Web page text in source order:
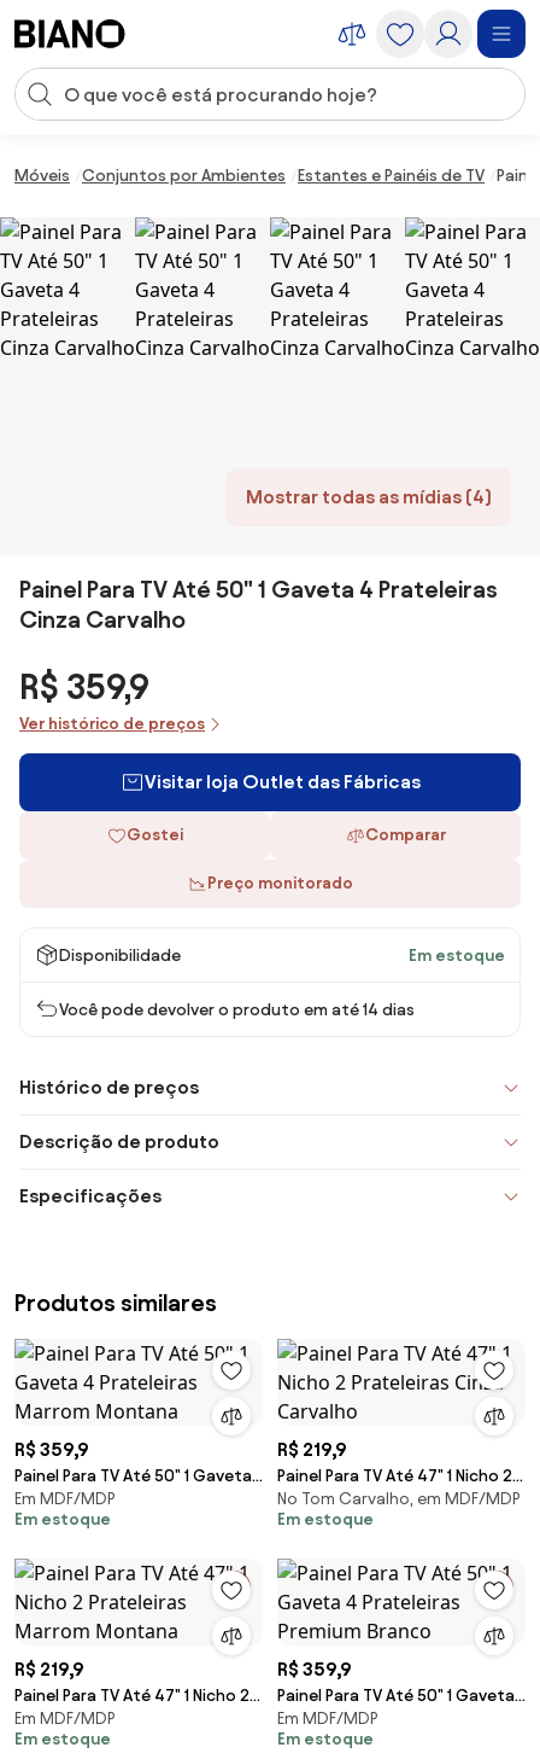
Entrada de pesquisa
Móveis Conjuntos por Ambientes Estantes e Painéis de TV
Mostrar todas as mídias (4)
Painel Para TV Até 50" 1 Gaveta 4 Prateleiras
Cinza Carvalho
R$ 359,9
Ver histórico de preços
Visitar loja Outlet das Fábricas
Gostei Comparar
Preço monitorado
Disponibilidade Em estoque
Você pode devolver o produto em até 14 dias
Histórico de preços
Descrição de produto
Especificações
Produtos similares
R$ 359,9
Painel Para TV Até 50" 1 Gaveta
4 Prateleiras Marrom Montana
Em MDF/MDP
Em estoque
R$ 219,9
Painel Para TV Até 47" 1 Nicho 2
Prateleiras Cinza Carvalho
No Tom Carvalho, em MDF/MDP
Em estoque
R$ 219,9
Painel Para TV Até 47" 1 Nicho 2
Prateleiras Marrom Montana
Em MDF/MDP
Em estoque
R$ 359,9
Painel Para TV Até 50" 1 Gaveta
4 Prateleiras Premium Branco
Em MDF/MDP
Em estoque